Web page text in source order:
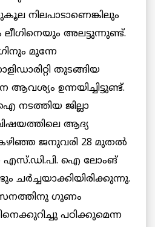
നിലപാടാണെങ്കിലും
അലട്ടുന്നുണ്ട്.
മുന്നേ
തുടങ്ങിയ
ഉന്നയിച്ചിട്ടുണ്ട്.
നടത്തിയ ജില്ലാ
ആദ്യ
കഴിഞ്ഞ ജനുവരി 28 മുതൽ
എസ്.ഡി.പി. ഐ ലോംങ്
ചർച്ചയാക്കിയിരിക്കുന്നു.
ഗുണം
പഠിക്കുമെന്ന